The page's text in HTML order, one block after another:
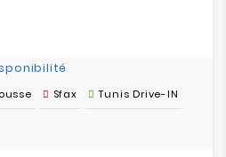
Sfax Tunis Drive-IN